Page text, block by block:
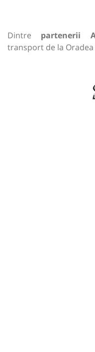
Dintre partenerii
transport de la